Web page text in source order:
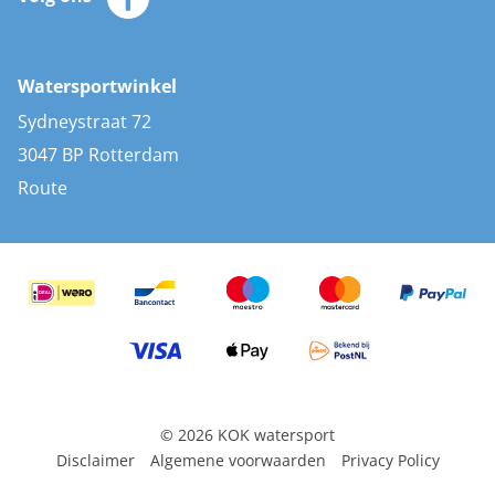
Zonnepanelen
AIS transponders
Stootwillen en fenders
Bootkussens
Zwemtrappen
Merken
Watersportwinkel
Sydneystraat 72
3047 BP Rotterdam
Route
© 2026 KOK watersport
Disclaimer
Algemene voorwaarden Privacy Policy